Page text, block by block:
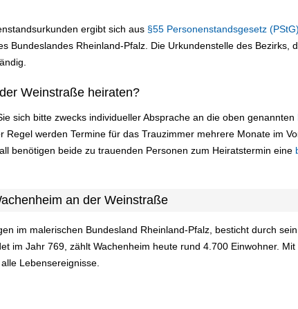
ergibt sich aus §55 Personenstandsgesetz (PStG)
Bundeslandes Rheinland-Pfalz. Die Urkundenstelle des Bezirks,
Weinstraße heiraten?
sich bitte zwecks individueller Absprache an die oben genannten
werden Termine für das Trauzimmer mehrere Monate im
benötigen beide zu trauenden Personen zum Heiratstermin eine
an der Weinstraße
im malerischen Bundesland Rheinland-Pfalz, besticht durch
im Jahr 769, zählt Wachenheim heute rund 4.700 Einwohner.
Lebensereignisse.